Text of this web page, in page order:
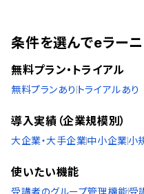
ベトナム語
条件を選んでeラー
無料プラン・トライアル
無料プランあり トライアルあり
導入実績（企業規模別）
大企業・大手企業中小企業小
使いたい機能